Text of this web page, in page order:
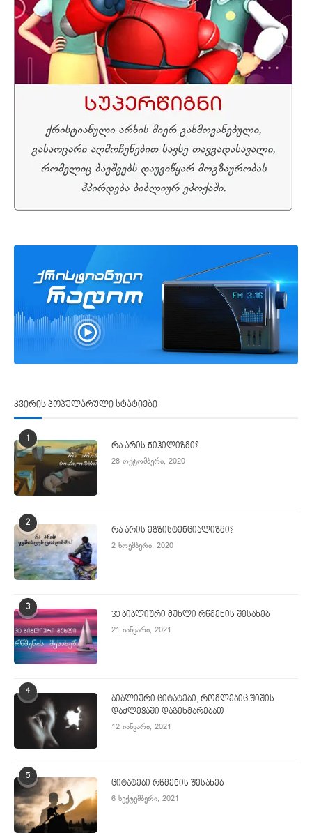
კვირის პოპულარული სტატიები
1
რა არის ნიჰილიზმი?
28 ოქტომბერი, 2020
2
რა არის ეგზისტენციალიზმი?
2 ნოემბერი, 2020
3
30 ბიბლიური მუხლი რწმენის შესახებ
21 იანვარი, 2021
4
ბიბლიური ციტატები, რომლებიც შიშის
დაძლევაში დაგეხმარებათ
12 იანვარი, 2021
5
ციტატები რწმენის შესახებ
6 სექტემბერი, 2021